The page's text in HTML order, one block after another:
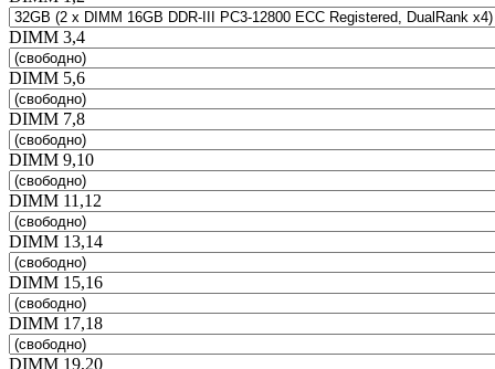
DIMM 3,4
DIMM 5,6
DIMM 7,8
DIMM 9,10
DIMM 11,12
DIMM 13,14
DIMM 15,16
DIMM 17,18
DIMM 19,20